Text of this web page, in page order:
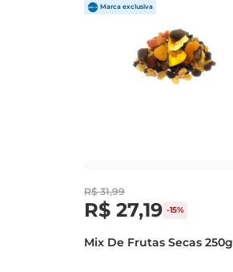
R$ 31,99
R$ 27,19 -15%
Mix De Frutas Secas 250g